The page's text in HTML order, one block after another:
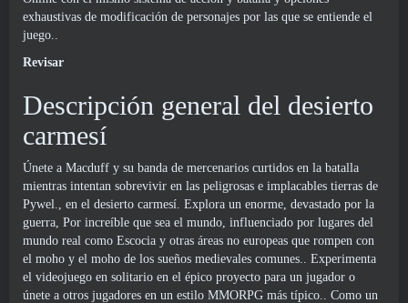
exhaustivas de modificación de personajes por las que se entiende el
juego..
Revisar
Descripción general del desierto
carmesí
Únete a Macduff y su banda de mercenarios curtidos en la batalla
mientras intentan sobrevivir en las peligrosas e implacables tierras de
Pywel., en el desierto carmesí. Explora un enorme, devastado por la
guerra, Por increíble que sea el mundo, influenciado por lugares del
mundo real como Escocia y otras áreas no europeas que rompen con
el moho y el moho de los sueños medievales comunes.. Experimenta
el videojuego en solitario en el épico proyecto para un jugador o
únete a otros jugadores en un estilo MMORPG más típico.. Como un